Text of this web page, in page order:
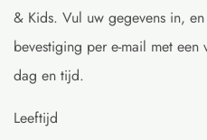
& Kids. Vul uw gegevens in,
bevestiging per e-mail met
dag en tijd.
Leeftijd